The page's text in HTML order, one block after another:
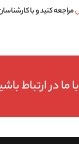
مراجعه کنید و با
در ارتباط